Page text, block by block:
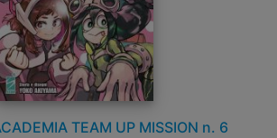
TEAM UP MISSION n. 6